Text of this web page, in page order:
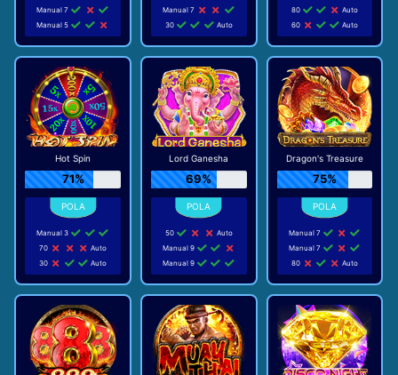
Manual 7
Manual 5
Manual 7
30
Auto
80
Auto
60
Auto
Hot Spin
71%
Manual 3
70
Auto
30
Auto
Lord Ganesha
69%
50
Auto
Manual 9
Manual 9
Dragon's Treasure
75%
Manual 7
Manual 7
80
Auto